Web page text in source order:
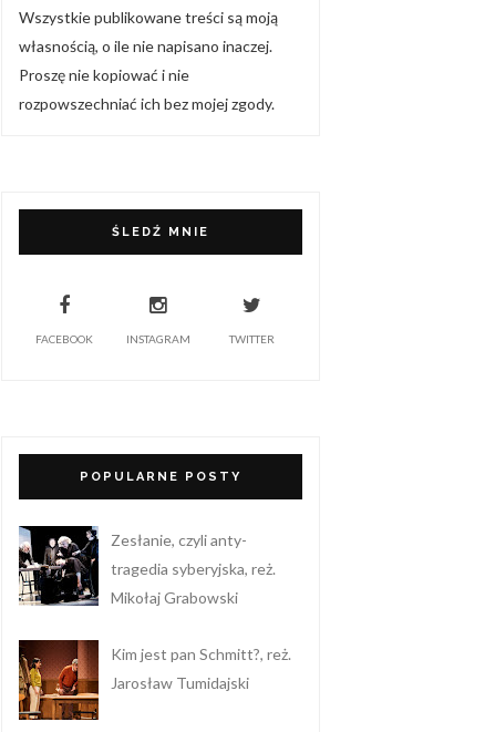
Wszystkie publikowane treści są moją
własnością, o ile nie napisano inaczej.
Proszę nie kopiować i nie
rozpowszechniać ich bez mojej zgody.
ŚLEDŹ MNIE
FACEBOOK INSTAGRAM TWITTER
POPULARNE POSTY
Zesłanie, czyli anty-
tragedia syberyjska, reż.
Mikołaj Grabowski
Kim jest pan Schmitt?, reż.
Jarosław Tumidajski